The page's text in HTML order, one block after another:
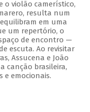
o violão camerístico,
resulta num
em uma
um repertório, o
de encontro —
escuta. Ao revisitar
Assucena e João
canção brasileira,
e emocionais.